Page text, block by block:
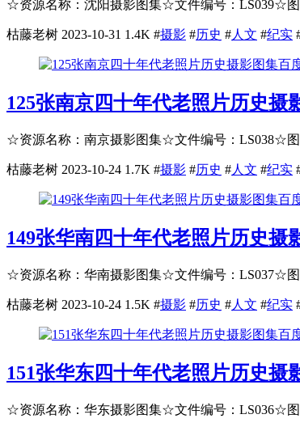
☆资源名称：沈阳摄影图集☆文件编号：LS039☆
枯藤老树 2023-10-31 1.4K #摄影 #历史 #人文 #纪实
125张南京四十年代老照片历史摄
☆资源名称：南京摄影图集☆文件编号：LS038☆
枯藤老树 2023-10-24 1.7K #摄影 #历史 #人文 #纪实
149张华南四十年代老照片历史摄
☆资源名称：华南摄影图集☆文件编号：LS037☆
枯藤老树 2023-10-24 1.5K #摄影 #历史 #人文 #纪实
151张华东四十年代老照片历史摄
☆资源名称：华东摄影图集☆文件编号：LS036☆